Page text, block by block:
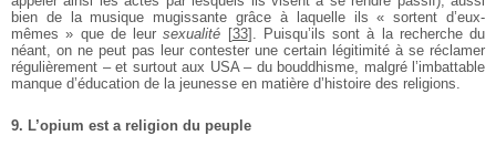
bien de la musique mugissante grâce à laquelle ils « sortent d’eux-
mêmes » que de leursexualité [33] . Puisqu’ils sont à la recherche du
néant, on ne peut pas leur contester une certain légitimité à se réclamer
régulièrement – et surtout aux USA – du bouddhisme, malgré l’imbattable
manque d’éducation de la jeunesse en matière d’histoire des religions.
9. L’opium est a religion du peuple